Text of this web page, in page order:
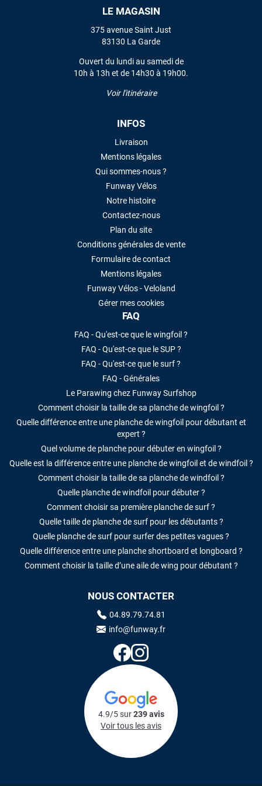
LE MAGASIN
375 avenue Saint Just
83130 La Garde
Ouvert du lundi au samedi de
10h à 13h et de 14h30 à 19h00.
Voir l'itinéraire
INFOS
Livraison
Mentions légales
Qui sommes-nous ?
Funway Vélos
Notre histoire
Contactez-nous
Plan du site
Conditions générales de vente
Formulaire de contact
Mentions légales
Funway Vélos - Veloland
Gérer mes cookies
FAQ
FAQ - Qu'est-ce que le wingfoil ?
FAQ - Qu'est-ce que le SUP ?
FAQ - Qu'est-ce que le surf ?
FAQ - Générales
Le Parawing chez Funway Surfshop
Comment choisir la taille de sa planche de wingfoil ?
Quelle différence entre une planche de wingfoil pour débutant et
expert ?
Quel volume de planche pour débuter en wingfoil ?
Quelle est la différence entre une planche de wingfoil et de windfoil ?
Comment choisir la taille de sa planche de windfoil ?
Quelle planche de windfoil pour débuter ?
Comment choisir sa première planche de surf ?
Quelle taille de planche de surf pour les débutants ?
Quelle planche de surf pour surfer des petites vagues ?
Quelle différence entre une planche shortboard et longboard ?
Comment choisir la taille d’une aile de wing pour débutant ?
NOUS CONTACTER
04.89.79.74.81
info@funway.fr
4.9/5 sur239 avis
Voir tous les avis
VOIR TOUS LES AVIS